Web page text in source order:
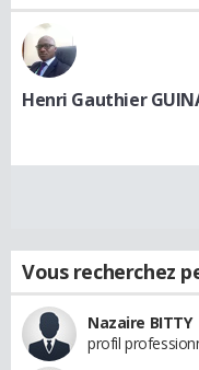
Henri Gauthier
Vous recherchez
Nazaire BITTY
profil